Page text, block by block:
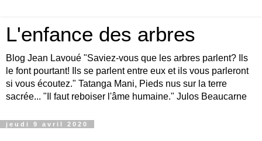
L'enfance des arbres
Blog Jean Lavoué "Saviez-vous que les arbres parlent? Ils
le font pourtant! Ils se parlent entre eux et ils vous parleront
si vous écoutez." Tatanga Mani, Pieds nus sur la terre
sacrée... "Il faut reboiser l'âme humaine." Julos Beaucarne
jeudi 9 avril 2020